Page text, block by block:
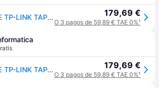
HUB INTELIGENTE TP-LINK TAPO H500 ALMACENAMIENTO LOCAL 16 CAMARAS 64 SENSORES 16GB AMPLIABLE MATTER 179,69 €
O 3 pagos de 59,89 € TAE 0%¹
HUB INTELIGENTE TP-LINK TAPO H500 ALMACENAMIENTO LOCAL 16 CAMARAS 64 SENSORES 16GB AMPLIABLE MATTER 179,69 €
O 3 pagos de 59,89 € TAE 0%¹